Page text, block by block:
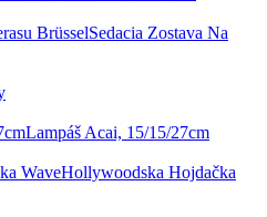
Sedacia Zostava Na
Lampáš Acai, 15/15/27cm
Hollywoodska Hojdačka